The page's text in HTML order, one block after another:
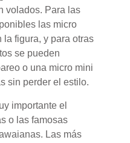
volados. Para las
las micro
la figura, y para otras
se pueden
o una micro mini
sin perder el estilo.
importante el
o las famosas
Las más